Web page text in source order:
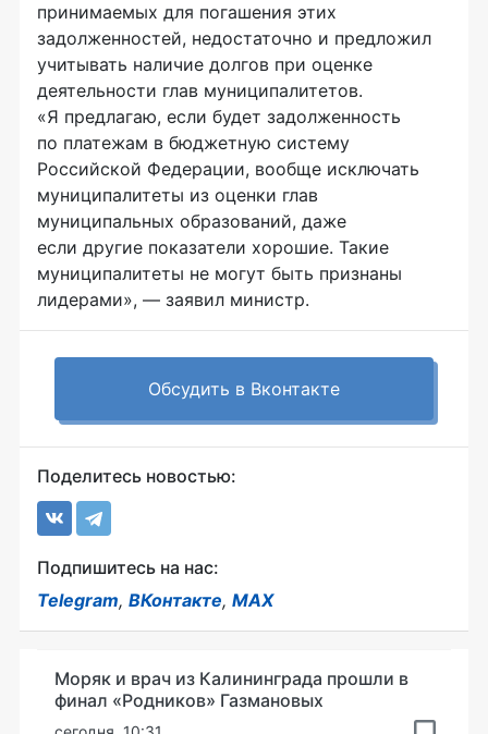
принимаемых для погашения этих
задолженностей, недостаточно и предложил
учитывать наличие долгов при оценке
деятельности глав муниципалитетов.
«Я предлагаю, если будет задолженность
по платежам в бюджетную систему
Российской Федерации, вообще исключать
муниципалитеты из оценки глав
муниципальных образований, даже
если другие показатели хорошие. Такие
муниципалитеты не могут быть признаны
лидерами», — заявил министр.
Обсудить в Вконтакте
Поделитесь новостью:
Подпишитесь на нас:
Telegram, ВКонтакте, MAX
Моряк и врач из Калининграда прошли в
финал «Родников» Газмановых